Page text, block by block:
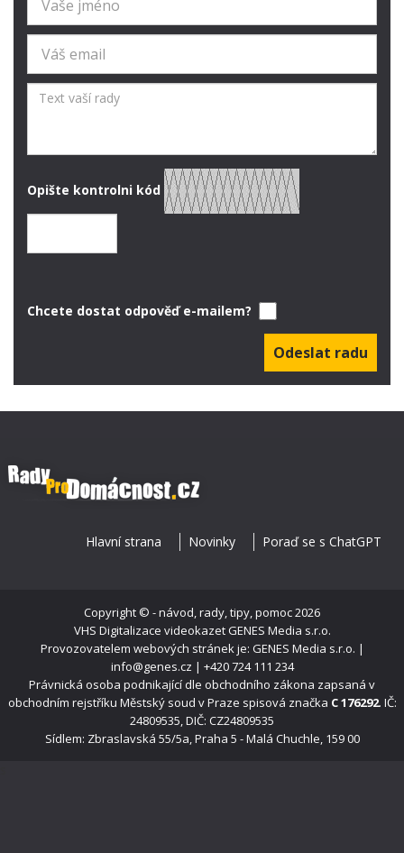
Opište kontrolni kód
Chcete dostat odpověď e-mailem?
Hlavní strana Novinky Poraď se s ChatGPT
Copyright © - návod, rady, tipy, pomoc2026
VHS Digitalizace videokazetGENES Media s.r.o.
Provozovatelem webových stránek je: GENES Media s.r.o. |
info@genes.cz | +420 724 111 234
Právnická osoba podnikající dle obchodního zákona zapsaná v
obchodním rejstříku Městský soud v Praze spisová značka C 176292. IČ:
24809535, DIČ: CZ24809535
Sídlem: Zbraslavská 55/5a, Praha 5 - Malá Chuchle, 159 00